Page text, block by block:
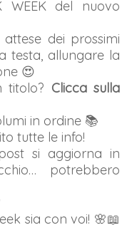
WEEK del nuovo
dei prossimi
testa, allungare la
😍
titolo? Clicca sulla
in ordine 📚
tutte le info!
si aggiorna in
potrebbero
sia con voi! 🌸📖